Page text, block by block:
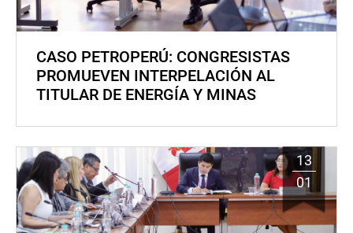
CASO PETROPERÚ: CONGRESISTAS
PROMUEVEN INTERPELACIÓN AL
TITULAR DE ENERGÍA Y MINAS
13
01